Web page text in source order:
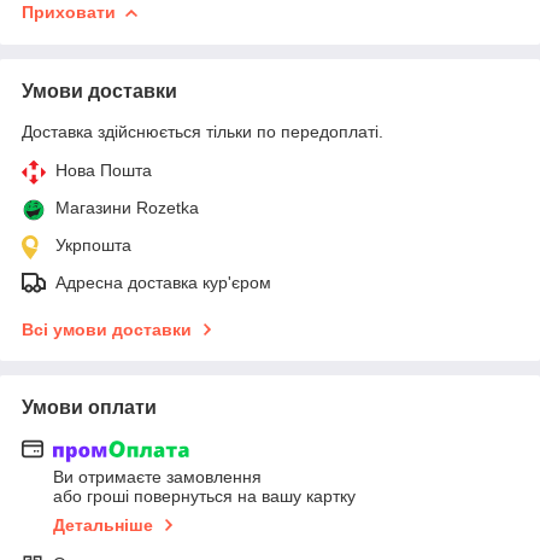
Приховати
Умови доставки
Доставка здійснюється тільки по передоплаті.
Нова Пошта
Магазини Rozetka
Укрпошта
Адресна доставка кур'єром
Всі умови доставки
Умови оплати
Ви отримаєте замовлення
або гроші повернуться на вашу картку
Детальніше